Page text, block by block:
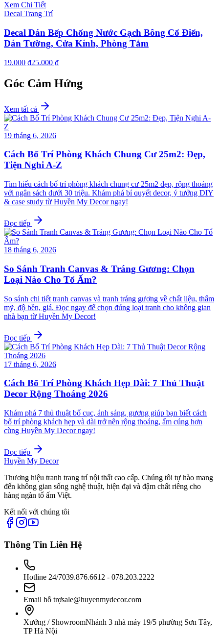
Xem Chi Tiết
Decal Trang Trí
Decal Dán Bếp Chống Nước Gạch Bông Cổ Điển,
Dán Tường, Cửa Kính, Phòng Tắm
19.000 ₫25.000 ₫
Góc Cảm Hứng
Xem tất cả
19 tháng 6, 2026
Cách Bố Trí Phòng Khách Chung Cư 25m2: Đẹp,
Tiện Nghi A-Z
Tìm hiểu cách bố trí phòng khách chung cư 25m2 đẹp, rộng thoáng
với ngân sách dưới 30 triệu. Khám phá bí quyết decor, ý tưởng DIY
& case study từ Huyền My Decor ngay!
Đọc tiếp
18 tháng 6, 2026
So Sánh Tranh Canvas & Tráng Gương: Chọn
Loại Nào Cho Tổ Ấm?
So sánh chi tiết tranh canvas và tranh tráng gương về chất liệu, thẩm
mỹ, độ bền, giá. Đọc ngay để chọn đúng loại tranh cho không gian
nhà bạn từ Huyền My Decor!
Đọc tiếp
17 tháng 6, 2026
Cách Bố Trí Phòng Khách Hẹp Dài: 7 Thủ Thuật
Decor Rộng Thoáng 2026
Khám phá 7 thủ thuật bố cục, ánh sáng, gương giúp bạn biết cách
bố trí phòng khách hẹp và dài trở nên rộng thoáng, ấm cúng hơn
cùng Huyền My Decor ngay!
Đọc tiếp
Huyền My Decor
Thương hiệu tranh trang trí nội thất cao cấp. Chúng tôi tự hào mang
đến không gian sống nghệ thuật, hiện đại và đậm chất riêng cho
hàng ngàn tổ ấm Việt.
Kết nối với chúng tôi
Thông Tin Liên Hệ
Hotline 24/7039.876.6612 - 078.203.2222
Email hỗ trợsale@huyenmydecor.com
Xưởng / ShowroomNhánh 3 nhà máy 19/5 phường Sơn Tây,
TP Hà Nội